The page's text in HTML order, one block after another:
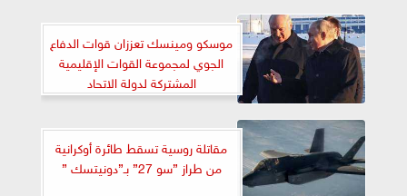
موسكو ومينسك تعززان قوات الدفاع
الجوي لمجموعة القوات الإقليمية
المشتركة لدولة الاتحاد
مقاتلة روسية تسقط طائرة أوكرانية
من طراز ”سو 27” بـ”دونيتسك ”